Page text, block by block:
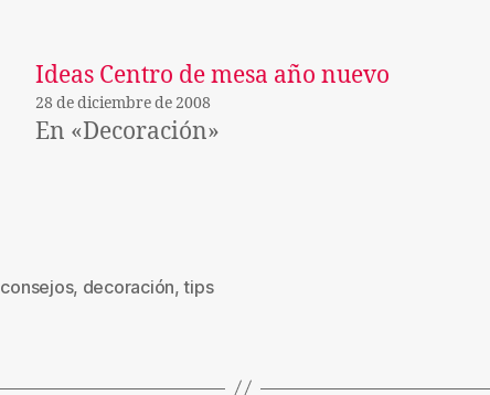
Ideas Centro de mesa año nuevo
28 de diciembre de 2008
En «Decoración»
consejos, decoración,tips